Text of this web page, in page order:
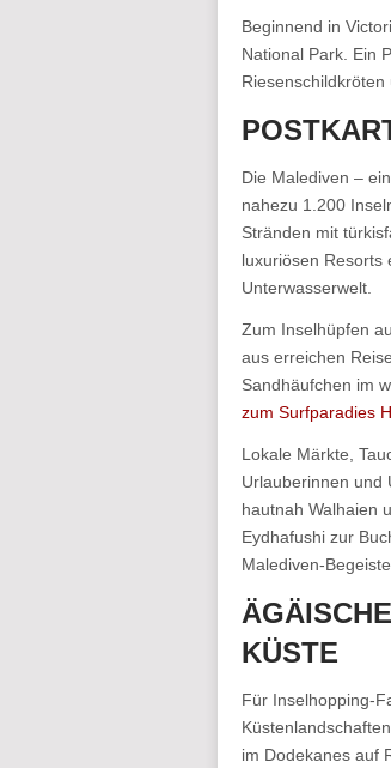
Beginnend in
National Park. Ein
Die Malediven –
nahezu 1.200
Stränden mit
luxuriösen Resorts
Unterwasserwelt.
Zum Inselhüpfen
aus erreichen
Sandhäufchen im
zum Surfparadies
Lokale Märkte,
Urlauberinnen und
hautnah Walhaien
Eydhafushi zur
Malediven-
KÜSTE
Für Inselhopping-
im Dodekanes auf